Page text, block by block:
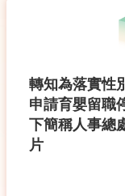
轉知為落實性
申請育嬰留職
下簡稱人事總
片